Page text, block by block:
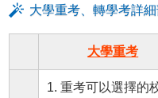
大學重考、轉學考詳
大學重考
1. 重考可以選擇的